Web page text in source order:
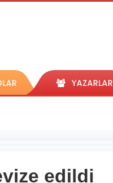
YAZARLAR
edildi